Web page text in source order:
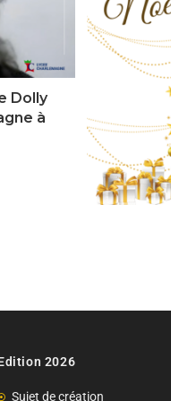
Dolly
à
2026
Sujet de création